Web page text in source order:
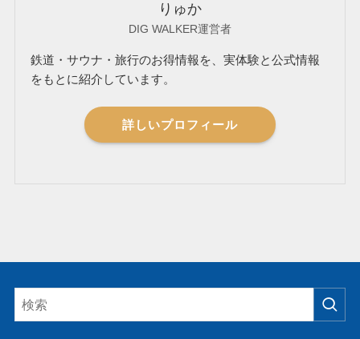
りゅか
DIG WALKER運営者
鉄道・サウナ・旅行のお得情報を、実体験と公式情報
をもとに紹介しています。
詳しいプロフィール